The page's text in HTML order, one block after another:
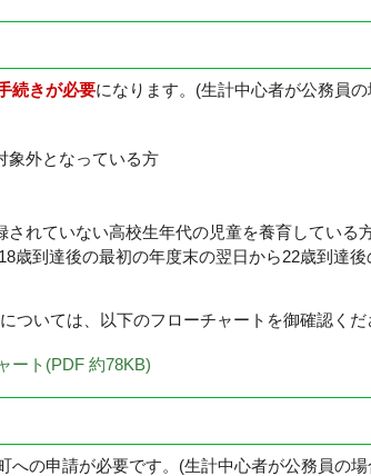
続きが必要になります。(生計中心者が公務員
象外となっている方
みを養育している
れていない高校生年代の児童を養育している
歳到達後の最初の年度末の翌日から22歳到達
いては、以下のフローチャートを御確認くだ
ト(PDF 約78KB)
の申請が必要です。(生計中心者が公務員の